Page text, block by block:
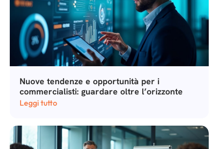
Nuove tendenze e opportunità per i
commercialisti: guardare oltre l’orizzonte
Leggi tutto